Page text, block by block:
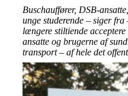
Buschauffører, DSB-
unge studerende – siger
længere stiltiende
ansatte og brugerne af
transport – af hele det